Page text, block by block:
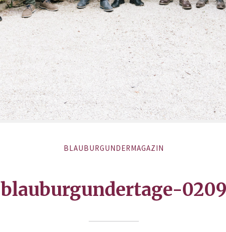
BLAUBURGUNDERMAGAZIN
blauburgundertage-